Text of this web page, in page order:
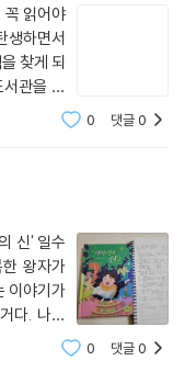
읽어야
생하면서
찾게 되
관을 찾
나만의
서록?
0 댓글0
신' 일수
왕자가
이야기가
다. 나는
다.
0 댓글0